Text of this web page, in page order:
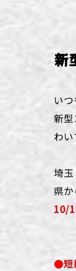
新
い
新型
わ
埼
県
10/
●短